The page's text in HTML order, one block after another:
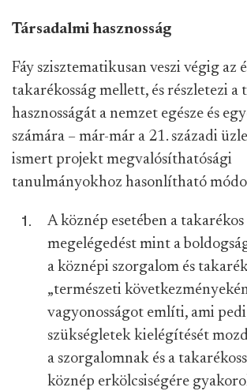
Társadalmi hasznosság
Fáy szisztematikusan veszi végig az
takarékosság mellett, és részletezi a
hasznosságát a nemzet egésze és
számára – már-már a 21. századi
ismert projekt megvalósíthatósági
tanulmányokhoz hasonlítható
A köznép esetében a
megelégedést mint a
a köznépi szorgalom és
„természeti
vagyonosságot említi, ami
szükségletek kielégítését
a szorgalomnak és a
köznép erkölcsiségére